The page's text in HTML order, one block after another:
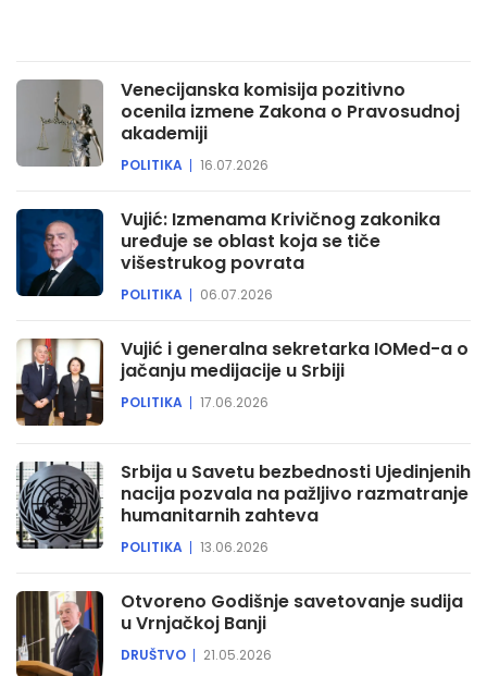
Venecijanska komisija pozitivno
ocenila izmene Zakona o Pravosudnoj
akademiji
POLITIKA 16.07.2026
Vujić: Izmenama Krivičnog zakonika
uređuje se oblast koja se tiče
višestrukog povrata
POLITIKA 06.07.2026
Vujić i generalna sekretarka IOMed-a o
jačanju medijacije u Srbiji
POLITIKA 17.06.2026
Srbija u Savetu bezbednosti Ujedinjenih
nacija pozvala na pažljivo razmatranje
humanitarnih zahteva
POLITIKA 13.06.2026
Otvoreno Godišnje savetovanje sudija
u Vrnjačkoj Banji
DRUŠTVO 21.05.2026